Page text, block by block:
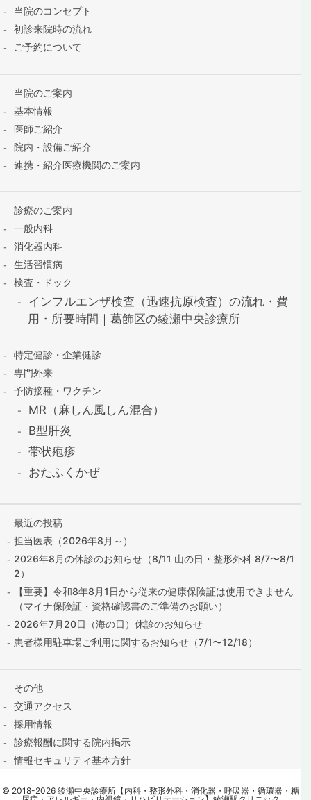
当院のコンセプト
初診来院時の流れ
ご予約について
当院のご案内
基本情報
医師ご紹介
院内・設備ご紹介
連携・紹介医療機関のご案内
診療のご案内
一般内科
消化器内科
生活習慣病
検査・ドック
インフルエンザ検査（迅速抗原検査）の流れ・費
用・所要時間｜葛飾区の綾瀬中央診療所
特定健診・企業健診
専門外来
予防接種・ワクチン
MR（麻しん風しん混合）
B型肝炎
帯状疱疹
おたふくかぜ
最近の投稿
担当医表（2026年8月～）
2026年8月の休診のお知らせ（8/11 山の日・整形外科 8/7〜8/1
2）
【重要】令和8年8月1日から従来の健康保険証は使用できません
（マイナ保険証・資格確認書のご準備のお願い）
2026年7月20日（海の日）休診のお知らせ
患者様用駐車場ご利用に関するお知らせ（7/1〜12/18）
その他
交通アクセス
採用情報
診療報酬に関する院内掲示
情報セキュリティ基本方針
contact@ayase-med.com
© 2018-2026 綾瀬中央診療所【内科・整形外科・消化器・呼吸器・循環器・糖